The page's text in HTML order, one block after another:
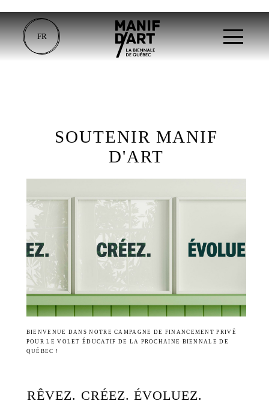
FR
SOUTENIR MANIF
D'ART
BIENVENUE DANS NOTRE CAMPAGNE DE FINANCEMENT PRIVÉ
POUR LE VOLET ÉDUCATIF DE LA PROCHAINE BIENNALE DE
QUÉBEC !
RÊVEZ. CRÉEZ. ÉVOLUEZ.